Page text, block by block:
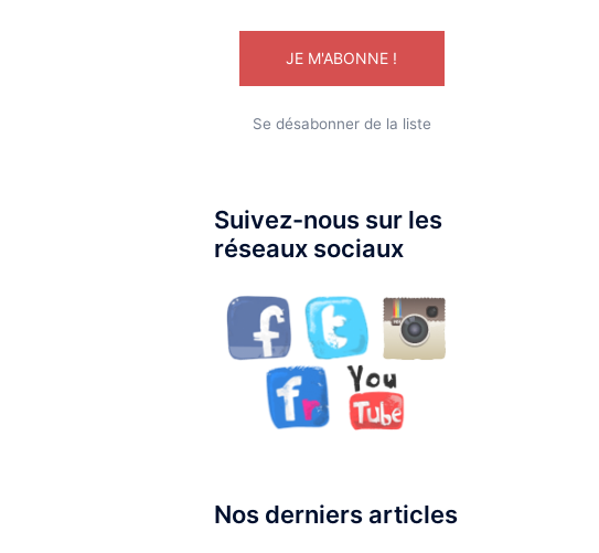
Se désabonner de la liste
Suivez-nous sur les
réseaux sociaux
Nos derniers articles